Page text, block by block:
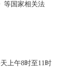
等国家相关法
上午8时至11时